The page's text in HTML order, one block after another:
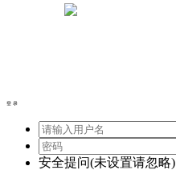
登录
安全提问(未设置请忽略)